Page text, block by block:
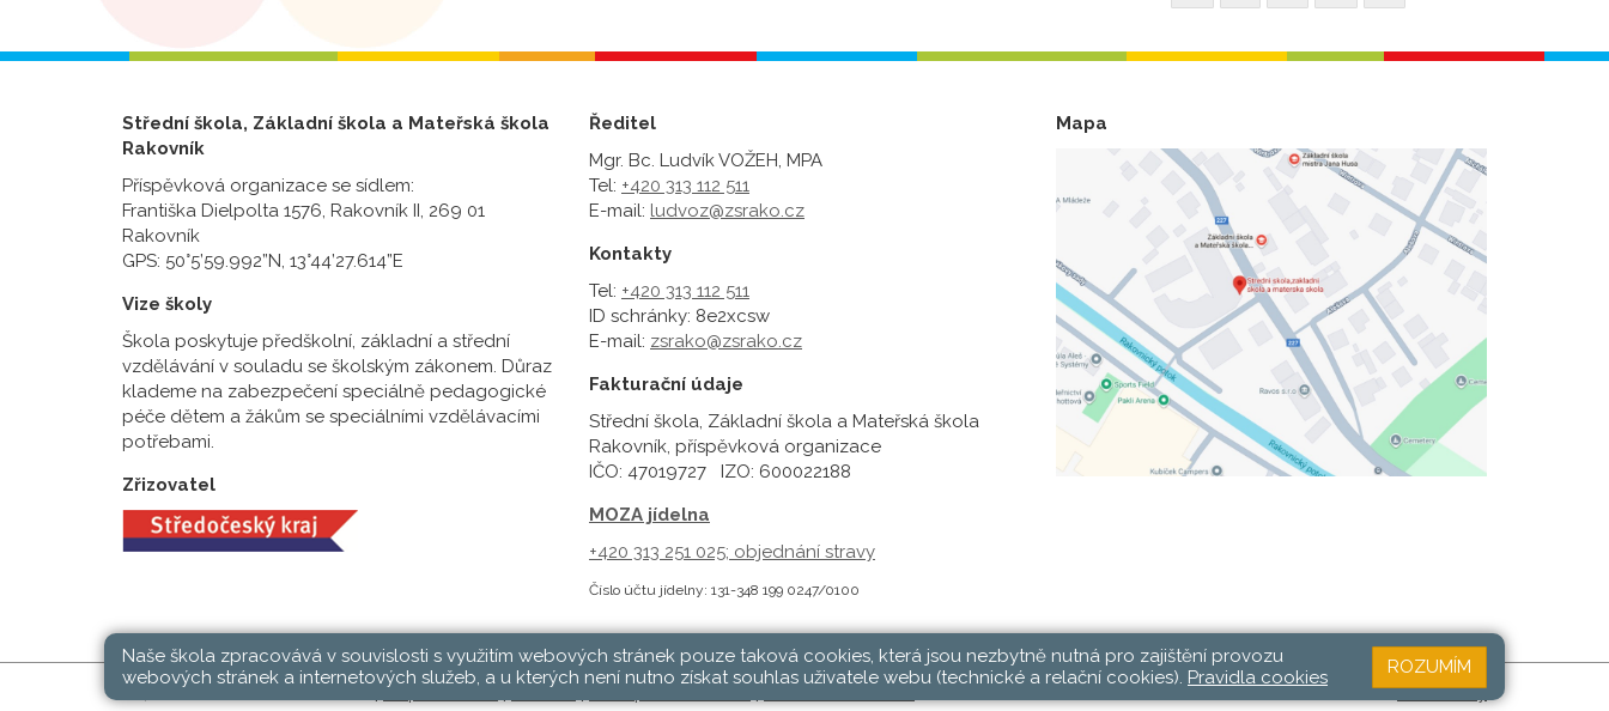
Střední škola, Základní škola a Mateřská škola
Rakovník
Příspěvková organizace se sídlem:
Františka Dielpolta 1576, Rakovník II, 269 01
Rakovník
GPS: 50°5’59.992”N, 13°44’27.614”E
Vize školy
Škola poskytuje předškolní, základní a střední
vzdělávání v souladu se školským zákonem. Důraz
klademe na zabezpečení speciálně pedagogické
péče dětem a žákům se speciálními vzdělávacími
potřebami.
Zřizovatel
Ředitel
Mgr. Bc. Ludvík VOŽEH, MPA
Tel: +420 313 112 511
E-mail: ludvoz@zsrako.cz
Kontakty
Tel: +420 313 112 511
ID schránky: 8e2xcsw
E-mail: zsrako@zsrako.cz
Fakturační údaje
Střední škola, Základní škola a Mateřská škola
Rakovník, příspěvková organizace
IČO: 47019727 IZO: 600022188
MOZA jídelna
+420 313 251 025; objednání stravy
Číslo účtu jídelny: 131-348 199 0247/0100
Mapa
SŠ, ZŠ a MŠ Rakovník © 2026 | Mapa stránek Přihlásit Web školy
Naše škola zpracovává v souvislosti s využitím webových stránek pouze taková cookies, která jsou nezbytně nutná pro zajištění provozu
webových stránek a internetových služeb, a u kterých není nutno získat souhlas uživatele webu (technické a relační cookies). Pravidla cookies
ROZUMÍM